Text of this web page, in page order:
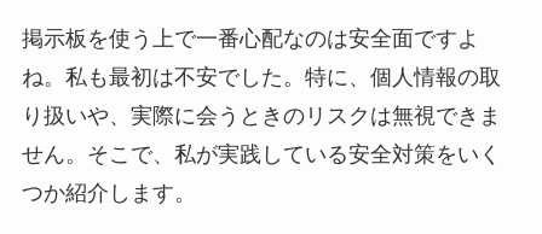
掲示板を使う上で一番心配なのは安全面ですよ
ね。私も最初は不安でした。特に、個人情報の取
り扱いや、実際に会うときのリスクは無視できま
せん。そこで、私が実践している安全対策をいく
つか紹介します。